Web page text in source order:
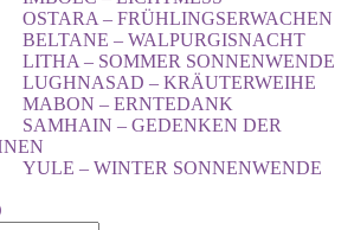
OSTARA – FRÜHLINGSERWACHEN
BELTANE – WALPURGISNACHT
LITHA – SOMMER SONNENWENDE
LUGHNASAD – KRÄUTERWEIHE
MABON – ERNTEDANK
SAMHAIN – GEDENKEN DER
YULE – WINTER SONNENWENDE